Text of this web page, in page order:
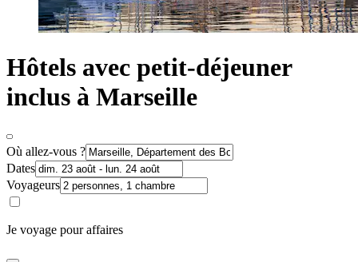
Hôtels avec petit-déjeuner
inclus à Marseille
Où allez-vous ?
Dates
Voyageurs
Je voyage pour affaires